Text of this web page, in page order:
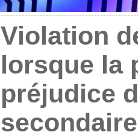
Violation
lorsque la
préjudice
secondaire